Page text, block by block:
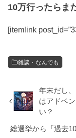
10万行ったらま
[itemlink
雑談・なんでも
年末だし
はアドベ
い？
総選挙から「過去